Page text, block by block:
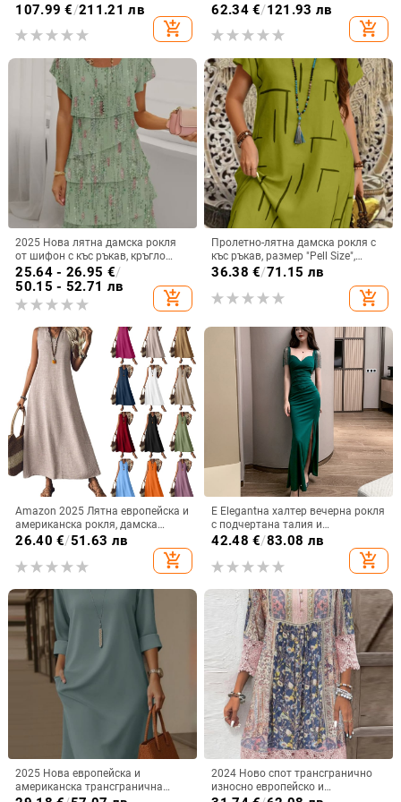
ръкав, дълга A-линия парти
107.99 €/211.21 лв
add_shopping_cart
рокля с висок цепка и пайети,
презрамки, модна вечерна рокля,
62.34€/121.93 лв
add_shopping_cart
2025 Нова лятна дамска рокля
от шифон с къс ръкав, кръгло
деколте и къси пластове, на
Amazon Independent Station,
европейска и американска
трансгранична рокля
25.64 - 26.95 €/
50.15 - 52.71 лв
add_shopping_cart
Пролетно-лятна дамска рокля с
къс ръкав, размер "Pell Size",
моден принт 2025, нова
европейска и американска рокля
с кръгло деколте и средна пола
36.38 €/71.15 лв
add_shopping_cart
Amazon 2025 Лятна европейска и
американска рокля, дамска
рокля без ръкави, V-образно
деколте, цип на гърба, елегантна
дълга пола от едно парче
26.40 €/51.63 лв
add_shopping_cart
Е Elegantна халтер вечерна рокля
с подчертана талия и
прикриване на корема, дълга
рокля стил русалка за формални
събития
42.48 €/83.08 лв
add_shopping_cart
2025 Нова европейска и
американска трансгранична
2024 Ново спот трансгранично
износно европейско и